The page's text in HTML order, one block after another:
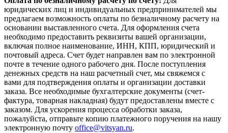
юридических лиц и индивидуальных предпринимателей мы
предлагаем возможность оплаты по безналичному расчету на
основании выставленного счета. Для оформления счета
необходимо предоставить реквизиты вашей организации,
включая полное наименование, ИНН, КПП, юридический и
почтовый адреса. Счет будет направлен вам по электронной
почте в течение одного рабочего дня. После поступления
денежных средств на наш расчетный счет, мы свяжемся с
вами для подтверждения оплаты и организации доставки
заказа. Все необходимые бухгалтерские документы (счет-
фактура, товарная накладная) будут предоставлены вместе с
заказом. Для ускорения процесса обработки заказа,
пожалуйста, отправьте копию платежного поручения на нашу
электронную почту office@vitsyan.ru.